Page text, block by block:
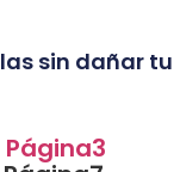
sin dañar tu
Página3